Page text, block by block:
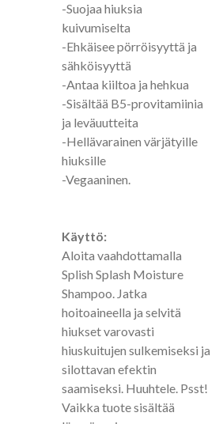
-Suojaa hiuksia
kuivumiselta
-Ehkäisee pörröisyyttä ja
sähköisyyttä
-Antaa kiiltoa ja hehkua
-Sisältää B5-provitamiinia
ja leväuutteita
-Hellävarainen värjätyille
hiuksille
-Vegaaninen.
Käyttö:
Aloita vaahdottamalla
Splish Splash Moisture
Shampoo. Jatka
hoitoaineella ja selvitä
hiukset varovasti
hiuskuitujen sulkemiseksi ja
silottavan efektin
saamiseksi. Huuhtele. Psst!
Vaikka tuote sisältää